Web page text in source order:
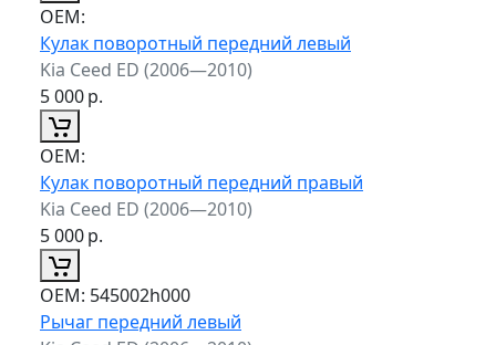
ОЕМ:
Кулак поворотный передний левый
Kia Ceed ED (2006—2010)
5 000р.
ОЕМ:
Кулак поворотный передний правый
Kia Ceed ED (2006—2010)
5 000р.
ОЕМ: 545002h000
Рычаг передний левый